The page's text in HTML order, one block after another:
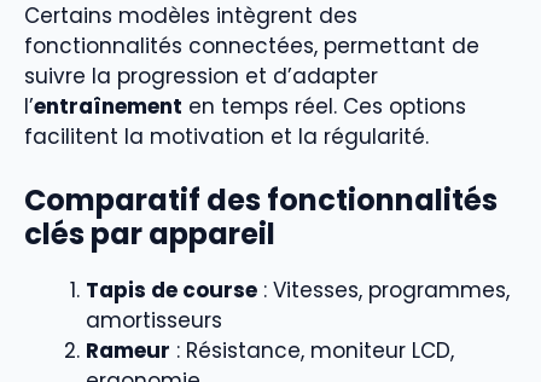
Certains modèles intègrent des
fonctionnalités connectées, permettant de
suivre la progression et d’adapter
l’entraînement en temps réel. Ces options
facilitent la motivation et la régularité.
Comparatif des fonctionnalités
clés par appareil
Tapis de course : Vitesses, programmes,
amortisseurs
Rameur : Résistance, moniteur LCD,